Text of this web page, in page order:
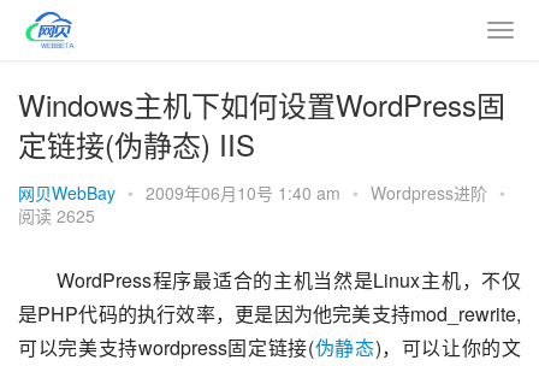
Windows主机下如何设置WordPress固
定链接(伪静态) IIS
网贝WebBay • 2009年06月10号 1:40 am • Wordpress进阶 •
阅读 2625
WordPress程序最适合的主机当然是Linux主机，不仅
是PHP代码的执行效率，更是因为他完美支持mod_rewrite,
可以完美支持wordpress固定链接(伪静态)，可以让你的文